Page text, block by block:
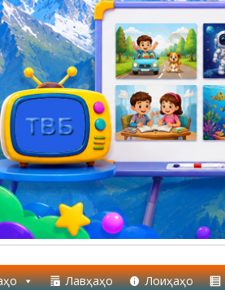
Лавҳаҳо Лоиҳаҳо